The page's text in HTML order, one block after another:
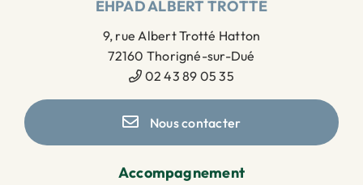
EHPAD ALBERT TROTTÉ
9, rue Albert Trotté Hatton
72160 Thorigné-sur-Dué
02 43 89 05 35
Nous contacter
Accompagnement